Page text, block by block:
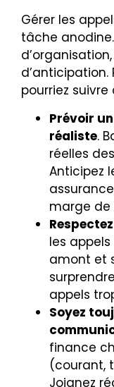
Gérer les
tâche
d’anticipation.
pourriez
Prévoir
réaliste.
réelles
Anticipez
marge de
les
amont et
appels
Soyez
finance
(courant,
Joignez